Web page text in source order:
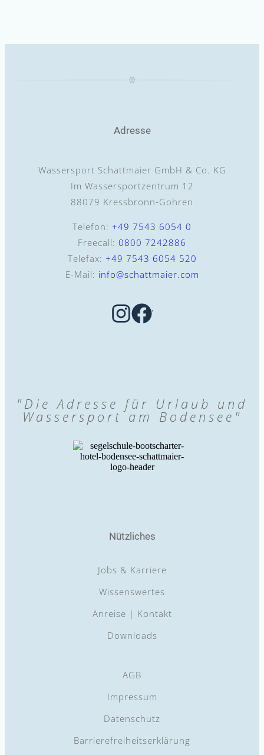
Adresse
Wassersport Schattmaier GmbH & Co. KG
Im Wassersportzentrum 12
88079 Kressbronn-Gohren
Telefon: +49 7543 6054 0
Freecall: 0800 7242886
Telefax: +49 7543 6054 520
E-Mail: info@schattmaier.com
"Die Adresse für Urlaub und
Wassersport am Bodensee"
Nützliches
Jobs & Karriere
Wissenswertes
Anreise | Kontakt
Downloads
AGB
Impressum
Datenschutz
Barrierefreiheitserklärung